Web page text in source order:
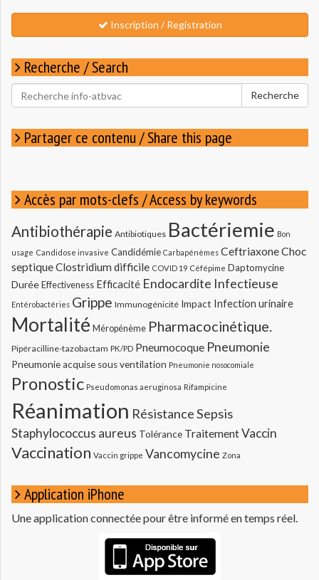
Inscription / Registration
Recherche / Search
Rechercher
pour
Recherche
Partager ce contenu / Share this page
Accès par mots-clefs / Access by keywords
Antibiothérapie Antibiotiques Bactériemie Bon
usage Candidose invasive Candidémie Carbapénèmes CeftriaxoneChoc
septiqueClostridium difficile COVID 19 Céfépime Daptomycine
Durée Effectiveness Efficacité Endocardite Infectieuse
Entérobactéries Grippe Immunogénicité Impact Infection urinaire
Mortalité Méropénème Pharmacocinétique.
Pipéracilline-tazobactam PK/PD Pneumocoque Pneumonie
Pneumonie acquise sous ventilation Pneumonie nosocomiale
Pronostic Pseudomonas aeruginosa Rifampicine
Réanimation RésistanceSepsis
Staphylococcus aureus Tolérance TraitementVaccin
Vaccination Vaccin grippe Vancomycine Zona
Application iPhone
Une application connectée pour être informé en temps réel.